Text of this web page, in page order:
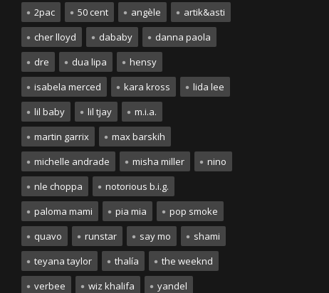
2pac 50 cent angèle
artik&asti
cher lloyd
dababy
danna paola
dre
dua lipa
hensy
isabela merced
kara kross
lida lee
lil baby
lil tjay
m.i.a.
martin garrix
max barskih
michelle andrade
misha miller
nino
nle choppa
notorious b.i.g.
paloma mami
pia mia
pop smoke
quavo
runstar say mo
shami
teyana taylor
thalía
the weeknd
verbee
wiz khalifa
yandel